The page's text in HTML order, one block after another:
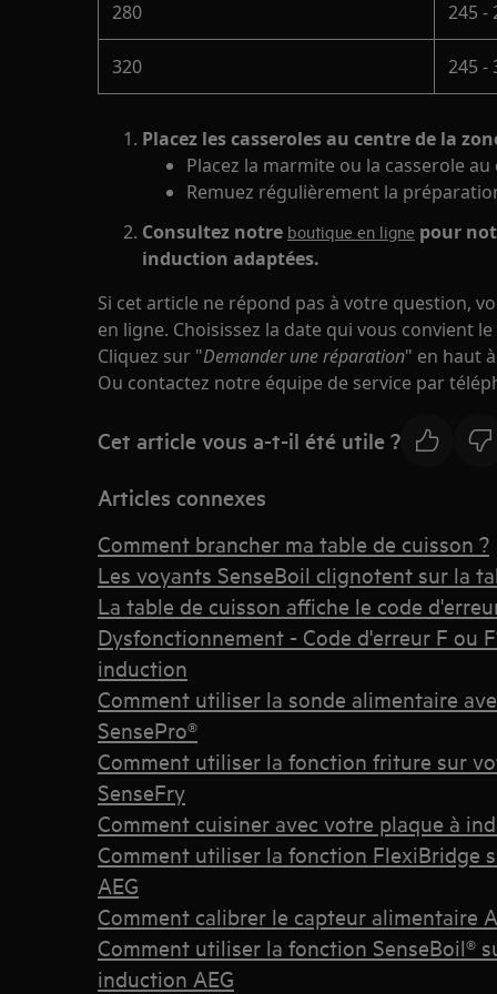
280 245 -
320 245 -
Placez les casseroles au centre de la
Placez la marmite ou la casserole
Remuez régulièrement la
Consultez notre boutique en ligne pour
induction adaptées.
Si cet article ne répond pas à votre question,
en ligne. Choisissez la date qui vous convient
Cliquez sur "Demander une réparation" en haut
Ou contactez notre équipe de service par
Cet article vous a-t-il été utile ?
Articles connexes
Comment brancher ma table de cuisson ?
Les voyants SenseBoil clignotent sur la
La table de cuisson affiche le code
Dysfonctionnement - Code d'erreur F ou
induction
Comment utiliser la sonde alimentaire
SensePro®
Comment utiliser la fonction friture sur
SenseFry
Comment cuisiner avec votre plaque à
Comment utiliser la fonction FlexiBridge
AEG
Comment calibrer le capteur alimentaire
Comment utiliser la fonction SenseBoil®
induction AEG